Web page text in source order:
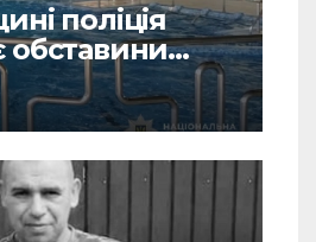
поліція
обставини
дитини в